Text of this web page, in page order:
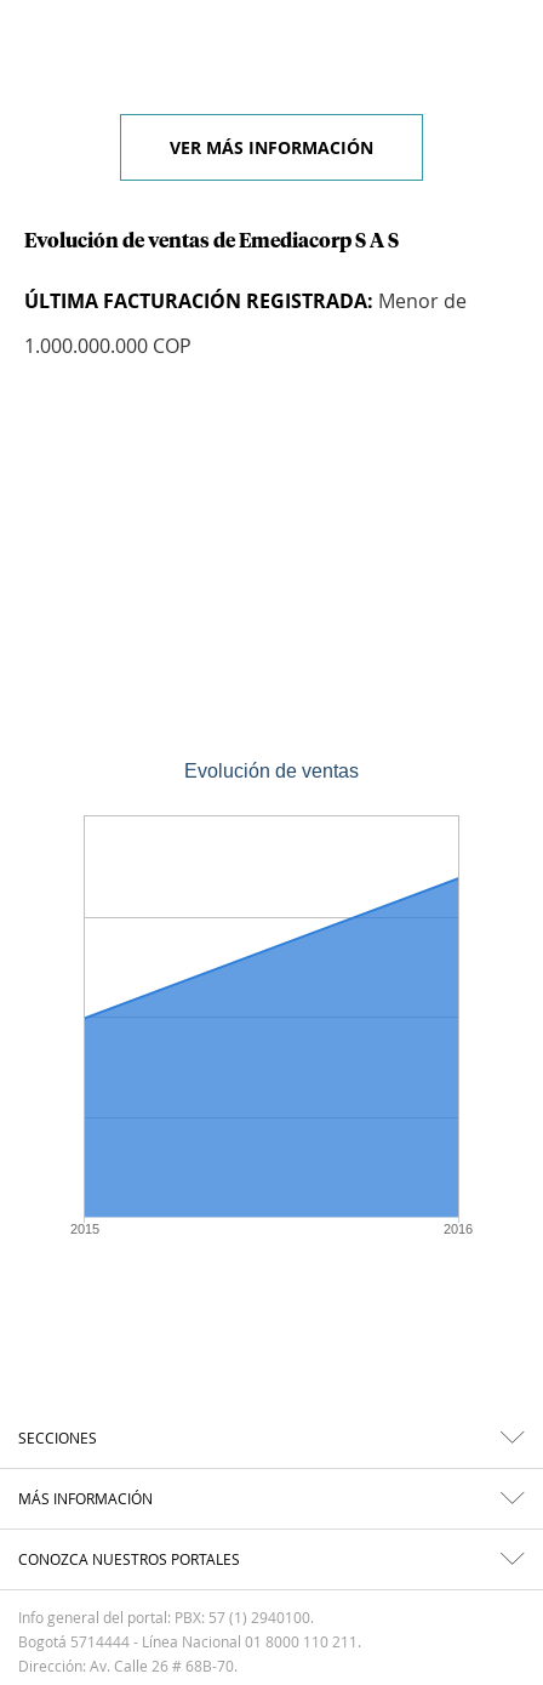
VER MÁS INFORMACIÓN
Evolución de ventas de Emediacorp S A S
ÚLTIMA FACTURACIÓN REGISTRADA: Menor de
1.000.000.000 COP
Evolución de ventas
2015 2016
SECCIONES
MÁS INFORMACIÓN
CONOZCA NUESTROS PORTALES
Info general del portal: PBX: 57 (1) 2940100.
Bogotá 5714444 - Línea Nacional 01 8000 110 211.
Dirección: Av. Calle 26 # 68B-70.